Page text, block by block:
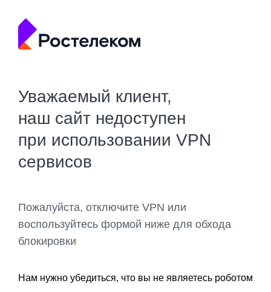
Уважаемый клиент,
наш сайт недоступен
при использовании VPN
сервисов
Пожалуйста, отключите VPN или
воспользуйтесь формой ниже для обхода
блокировки
Нам нужно убедиться, что вы не являетесь роботом